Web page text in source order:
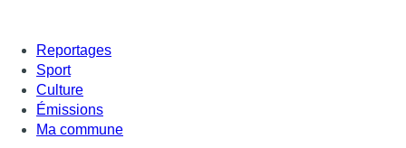
Reportages
Sport
Culture
Émissions
Ma commune